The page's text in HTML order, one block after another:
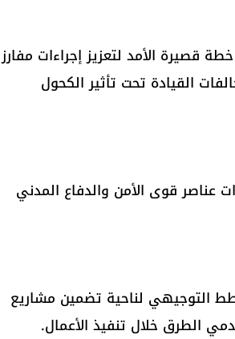
قصيرة الأمد لتعزيز إجراءات مفارز
القيادة تحت تأثير الكحول
عناصر قوى الأمن والدفاع المدني
التوجيهي لناحية تضمين مشاريع
الطرق خلال تنفيذ الأعمال.